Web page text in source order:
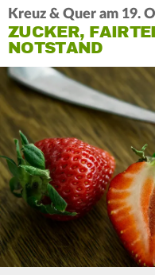
Kreuz & Quer am 19.
ZUCKER,
NOTSTAND